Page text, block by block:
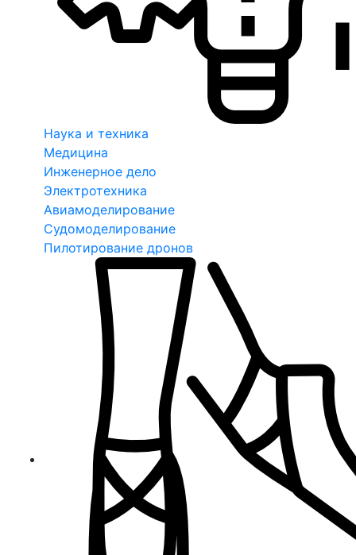
Наука и техника
Медицина
Инженерное дело
Электротехника
Авиамоделирование
Судомоделирование
Пилотирование дронов